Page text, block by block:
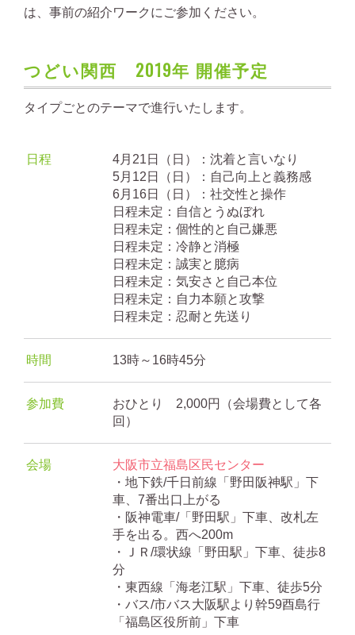
は、事前の紹介ワークにご参加ください。
つどい関西 2019年 開催予定
タイプごとのテーマで進行いたします。
日程
4月21日（日）：沈着と言いなり
5月12日（日）：自己向上と義務感
6月16日（日）：社交性と操作
日程未定：自信とうぬぼれ
日程未定：個性的と自己嫌悪
日程未定：冷静と消極
日程未定：誠実と臆病
日程未定：気安さと自己本位
日程未定：自力本願と攻撃
日程未定：忍耐と先送り
時間 13時～16時45分
参加費
おひとり 2,000円（会場費として各
回）
会場
大阪市立福島区民センター
・地下鉄/千日前線「野田阪神駅」下
車、7番出口上がる
・阪神電車/「野田駅」下車、改札左
手を出る。西へ200m
・ＪＲ/環状線「野田駅」下車、徒歩8
分
・東西線「海老江駅」下車、徒歩5分
・バス/市バス大阪駅より幹59酉島行
「福島区役所前」下車